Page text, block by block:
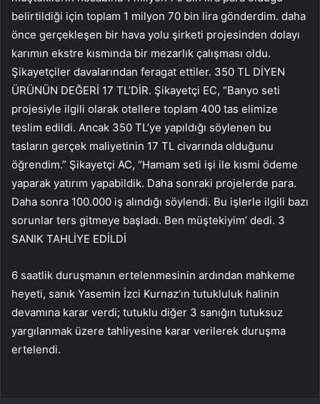
belirtildiği için toplam 1 milyon 70 bin lira gönderdim. daha
önce gerçekleşen bir hava yolu şirketi projesinden dolayı
karımın ekstre kısmında bir mezarlık çalışması oldu.
Şikayetçiler davalarından feragat ettiler. 350 TL DİYEN
ÜRÜNÜN DEĞERİ 17 TL’DİR. Şikayetçi EC, “Banyo seti
projesiyle ilgili olarak otellere toplam 400 tas elimize
teslim edildi. Ancak 350 TL’ye yapıldığı söylenen bu
tasların gerçek maliyetinin 17 TL civarında olduğunu
öğrendim.” Şikayetçi AC, “Hamam seti işi ile kısmi ödeme
yaparak yatırım yapabildik. Daha sonraki projelerde para.
Daha sonra 100.000 iş alındığı söylendi. Bu işlerle ilgili bazı
sorunlar ters gitmeye başladı. Ben müştekiyim’ dedi. 3
SANIK TAHLİYE EDİLDİ
6 saatlik duruşmanın ertelenmesinin ardından mahkeme
heyeti, sanık Yasemin İzci Kurnaz’ın tutukluluk halinin
devamına karar verdi; tutuklu diğer 3 sanığın tutuksuz
yargılanmak üzere tahliyesine karar verilerek duruşma
ertelendi.